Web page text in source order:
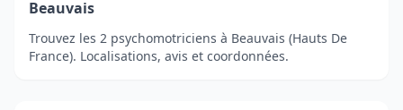
Beauvais
Trouvez les 2 psychomotriciens à Beauvais (Hauts De
France). Localisations, avis et coordonnées.